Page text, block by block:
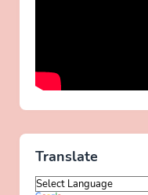
Translate